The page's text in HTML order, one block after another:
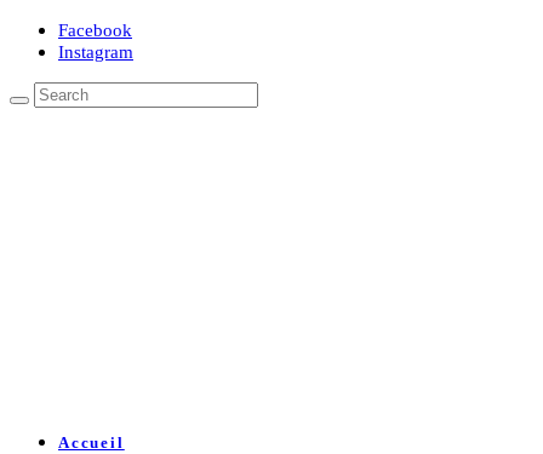
Facebook
Instagram
Accueil